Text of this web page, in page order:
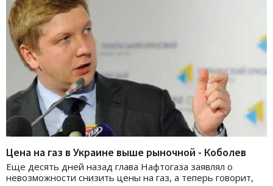
Цена на газ в Украине выше рыночной - Коболев
Еще десять дней назад глава Нафтогаза заявлял о
невозможности снизить цены на газ, а теперь говорит,